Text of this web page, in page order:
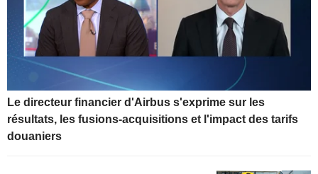
Le directeur financier d'Airbus s'exprime sur les
résultats, les fusions-acquisitions et l'impact des tarifs
douaniers